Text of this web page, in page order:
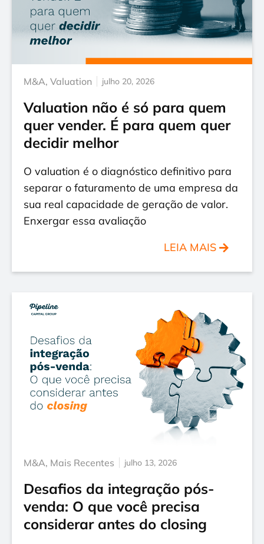
M&A, Valuation julho 20, 2026
Valuation não é só para quem
quer vender. É para quem quer
decidir melhor
O valuation é o diagnóstico definitivo para
separar o faturamento de uma empresa da
sua real capacidade de geração de valor.
Enxergar essa avaliação
LEIA MAIS
M&A, Mais Recentes julho 13, 2026
Desafios da integração pós-
venda: O que você precisa
considerar antes do closing